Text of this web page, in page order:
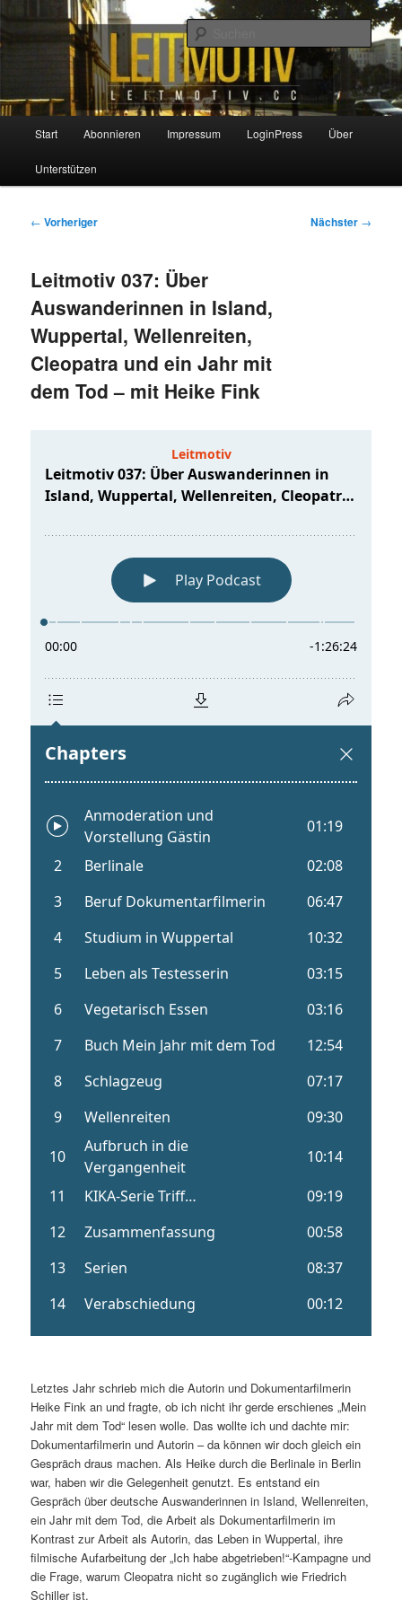
primären
Inhalt
Leitmotiv
Start Abonnieren Impressum LoginPress Über
Unterstützen
Beitragsnavigation
← Vorheriger Nächster →
Leitmotiv 037: Über
Auswanderinnen in Island,
Wuppertal, Wellenreiten,
Cleopatra und ein Jahr mit
dem Tod – mit Heike Fink
Letztes Jahr schrieb mich die Autorin und Dokumentarfilmerin
Heike Fink an und fragte, ob ich nicht ihr gerde erschienes „Mein
Jahr mit dem Tod“ lesen wolle. Das wollte ich und dachte mir:
Dokumentarfilmerin und Autorin – da können wir doch gleich ein
Gespräch draus machen. Als Heike durch die Berlinale in Berlin
war, haben wir die Gelegenheit genutzt. Es entstand ein
Gespräch über deutsche Auswanderinnen in Island, Wellenreiten,
ein Jahr mit dem Tod, die Arbeit als Dokumentarfilmerin im
Kontrast zur Arbeit als Autorin, das Leben in Wuppertal, ihre
filmische Aufarbeitung der „Ich habe abgetrieben!“-Kampagne und
die Frage, warum Cleopatra nicht so zugänglich wie Friedrich
Schiller ist.